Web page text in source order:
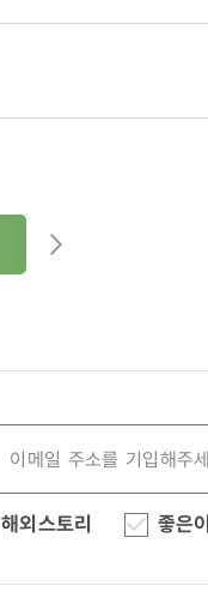
해외스토리 좋은